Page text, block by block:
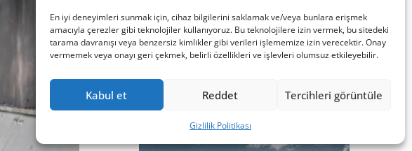
En iyi deneyimleri sunmak için, cihaz bilgilerini saklamak ve/veya bunlara erişmek
amacıyla çerezler gibi teknolojiler kullanıyoruz. Bu teknolojilere izin vermek, bu sitedeki
tarama davranışı veya benzersiz kimlikler gibi verileri işlememize izin verecektir. Onay
vermemek veya onayı geri çekmek, belirli özellikleri ve işlevleri olumsuz etkileyebilir.
Kabul et Reddet Tercihleri görüntüle
Gizlilik Politikası